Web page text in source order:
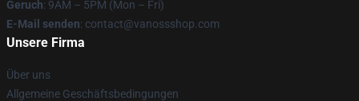
Geruch: 9AM – 5PM (Mon – Fri)
E-Mail senden: contact@vanossshop.com
Unsere Firma
Über uns
Allgemeine Geschäftsbedingungen